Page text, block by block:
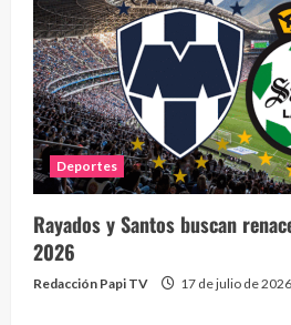
Deportes
Rayados y Santos buscan
2026
Redacción Papi TV 17 de julio de 2026